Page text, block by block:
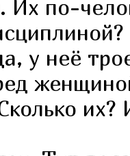
по-
у неё
их?